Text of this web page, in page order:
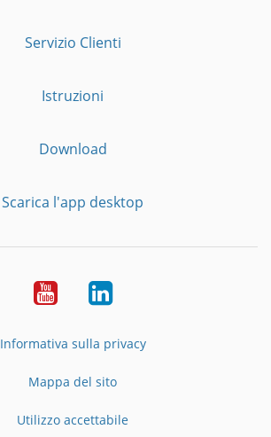
Servizio Clienti
Istruzioni
Download
Scarica l'app desktop
YouTubeLinkedIn
Informativa sulla privacy
Mappa del sito
Utilizzo accettabile